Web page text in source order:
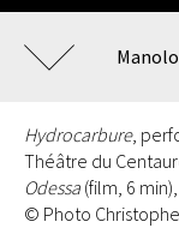
Hydrocarbure,
Théâtre du
Odessa (film, 6
© Photo